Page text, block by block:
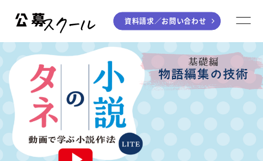
ジャンルから探す
小説
エッセイ
童話
ライティング
川柳・短歌・俳句
資料請求／お問い合わせ